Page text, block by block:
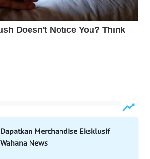
Dapatkan Merchandise Eksklusif
Wahana News